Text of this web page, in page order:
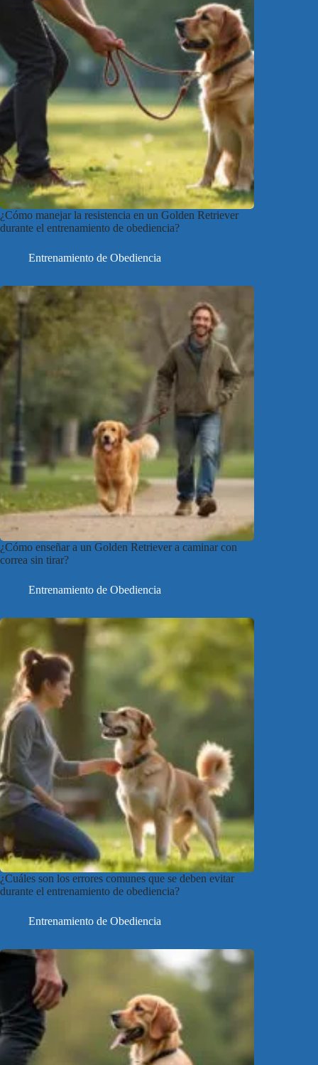
¿Cómo manejar la resistencia en un Golden Retriever
durante el entrenamiento de obediencia?
Entrenamiento de Obediencia
¿Cómo enseñar a un Golden Retriever a caminar con
correa sin tirar?
Entrenamiento de Obediencia
¿Cuáles son los errores comunes que se deben evitar
durante el entrenamiento de obediencia?
Entrenamiento de Obediencia